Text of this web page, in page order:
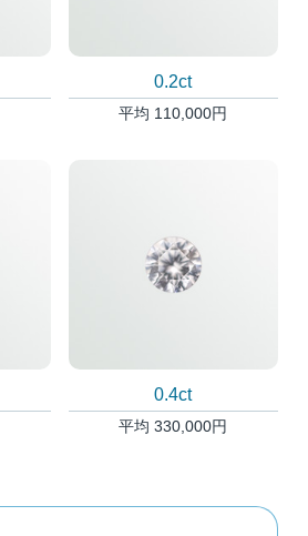
0.2ct
平均 110,000円
0.4ct
平均 330,000円